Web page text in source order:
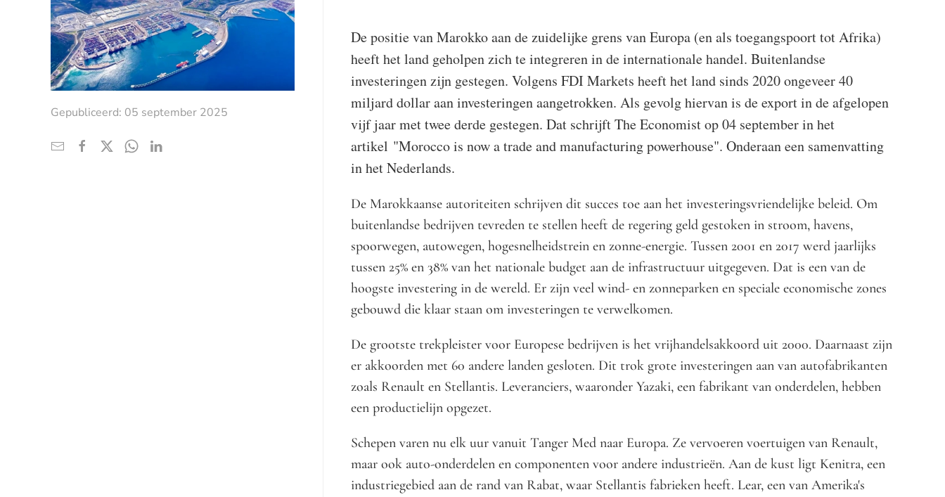
Gepubliceerd: 05 september 2025
De positie van Marokko aan de zuidelijke grens van Europa (en als toegangspoort tot Afrika)
heeft het land geholpen zich te integreren in de internationale handel. Buitenlandse
investeringen zijn gestegen. Volgens FDI Markets heeft het land sinds 2020 ongeveer 40
miljard dollar aan investeringen aangetrokken. Als gevolg hiervan is de export in de afgelopen
vijf jaar met twee derde gestegen. Dat schrijft The Economist op 04 september in het
artikel "Morocco is nowatradeandmanufacturingpowerhouse". Onderaan een samenvatting
in het Nederlands.
De Marokkaanse autoriteiten schrijven dit succes toe aan het investeringsvriendelijke beleid. Om
buitenlandse bedrijven tevreden te stellen heeft de regering geld gestoken in stroom, havens,
spoorwegen, autowegen, hogesnelheidstrein en zonne-energie. Tussen 2001 en 2017 werd jaarlijks
tussen 25% en 38% van het nationale budget aan de infrastructuur uitgegeven. Dat is een van de
hoogste investering in de wereld. Er zijn veel wind- en zonneparken en speciale economische zones
gebouwd die klaar staan om investeringen te verwelkomen.
De grootste trekpleister voor Europese bedrijven is het vrijhandelsakkoord uit 2000. Daarnaast zijn
er akkoorden met 60 andere landen gesloten. Dit trok grote investeringen aan van autofabrikanten
zoals Renault en Stellantis. Leveranciers, waaronder Yazaki, een fabrikant van onderdelen, hebben
een productielijn opgezet.
Schepen varen nu elk uur vanuit Tanger Med naar Europa. Ze vervoeren voertuigen van Renault,
maar ook auto-onderdelen en componenten voor andere industrieën. Aan de kust ligt Kenitra, een
industriegebied aan de rand van Rabat, waar Stellantis fabrieken heeft. Lear, een van Amerika's